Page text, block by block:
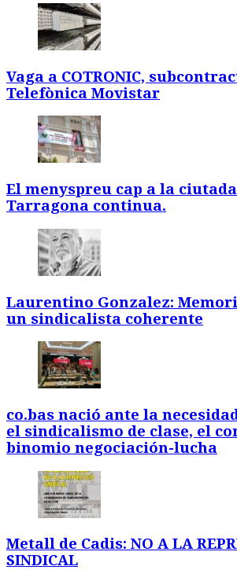
Vaga a COTRONIC,
Telefònica Movistar
El menyspreu cap a la
Tarragona continua.
Laurentino Gonzalez:
un sindicalista coherente
co.bas nació ante la
el sindicalismo de clase, el
binomio negociación-lucha
Metall de Cadis: NO A LA
SINDICAL